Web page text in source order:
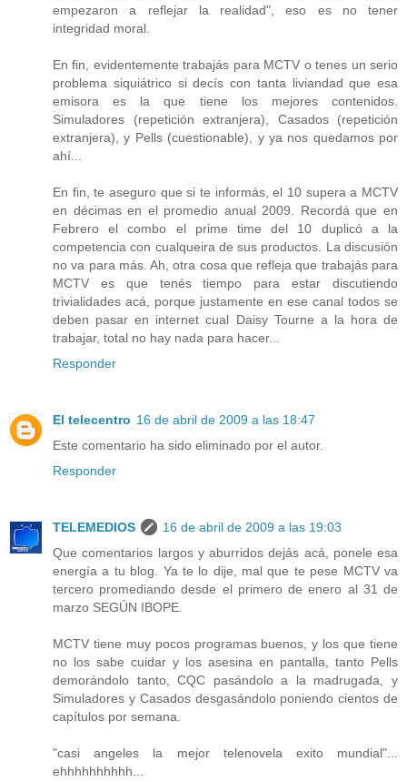
empezaron a reflejar la realidad", eso es no tener
integridad moral.
En fin, evidentemente trabajás para MCTV o tenes un serio
problema siquiátrico si decís con tanta liviandad que esa
emisora es la que tiene los mejores contenidos.
Simuladores (repetición extranjera), Casados (repetición
extranjera), y Pells (cuestionable), y ya nos quedamos por
ahí...
En fin, te aseguro que si te informás, el 10 supera a MCTV
en décimas en el promedio anual 2009. Recordá que en
Febrero el combo el prime time del 10 duplicó a la
competencia con cualqueira de sus productos. La discusión
no va para más. Ah, otra cosa que refleja que trabajás para
MCTV es que tenés tiempo para estar discutiendo
trivialidades acá, porque justamente en ese canal todos se
deben pasar en internet cual Daisy Tourne a la hora de
trabajar, total no hay nada para hacer...
Responder
El telecentro 16 de abril de 2009 a las 18:47
Este comentario ha sido eliminado por el autor.
Responder
TELEMEDIOS
16 de abril de 2009 a las 19:03
Que comentarios largos y aburridos dejás acá, ponele esa
energía a tu blog. Ya te lo dije, mal que te pese MCTV va
tercero promediando desde el primero de enero al 31 de
marzo SEGÚN IBOPE.
MCTV tiene muy pocos programas buenos, y los que tiene
no los sabe cuidar y los asesina en pantalla, tanto Pells
demorándolo tanto, CQC pasándolo a la madrugada, y
Simuladores y Casados desgasándolo poniendo cientos de
capítulos por semana.
"casi angeles la mejor telenovela exito mundial"...
ehhhhhhhhhh...